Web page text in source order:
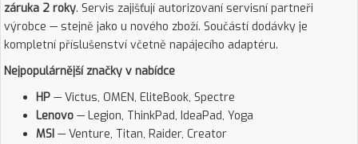
záruka 2 roky. Servis zajišťují autorizovaní servisní partneři
výrobce — stejně jako u nového zboží. Součástí dodávky je
kompletní příslušenství včetně napájecího adaptéru.
Nejpopulárnější značky v nabídce
HP — Victus, OMEN, EliteBook, Spectre
Lenovo — Legion, ThinkPad, IdeaPad, Yoga
MSI — Venture, Titan, Raider, Creator